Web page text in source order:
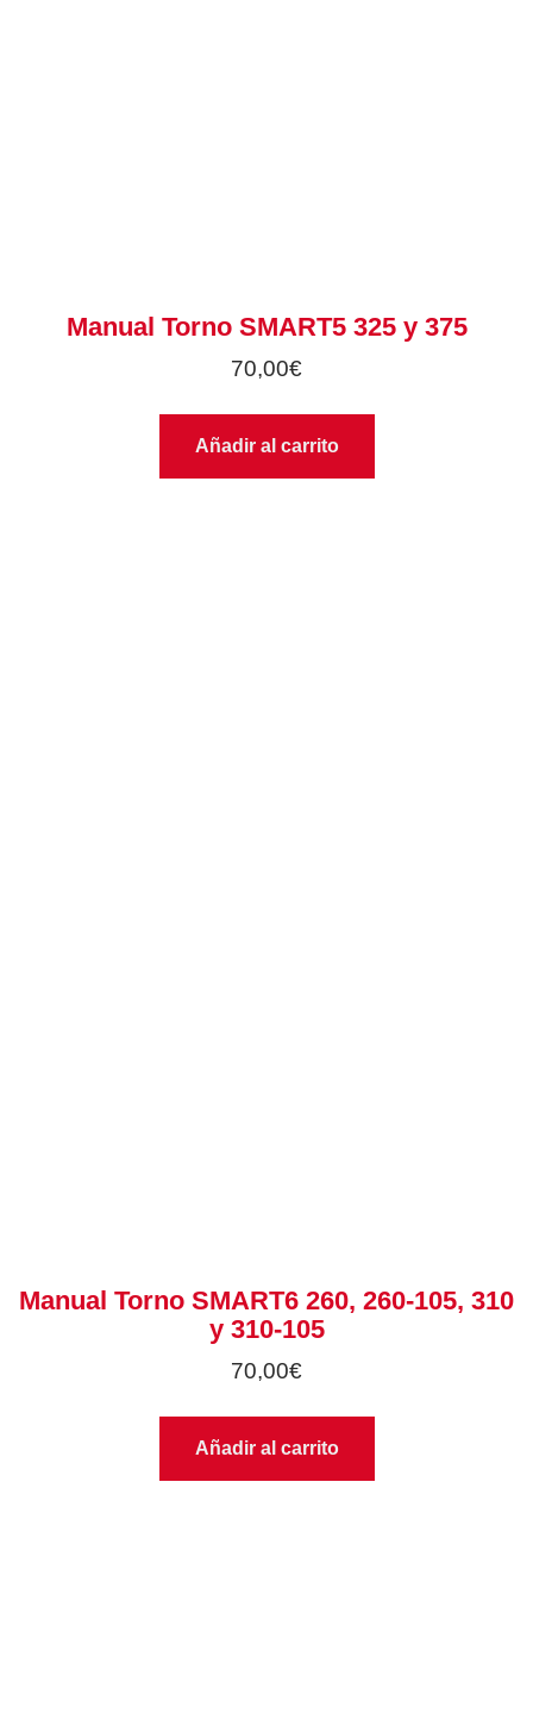
Manual Torno SMART5 325 y 375
70,00€
Añadir al carrito
Manual Torno SMART6 260, 260-105, 310
y 310-105
70,00€
Añadir al carrito